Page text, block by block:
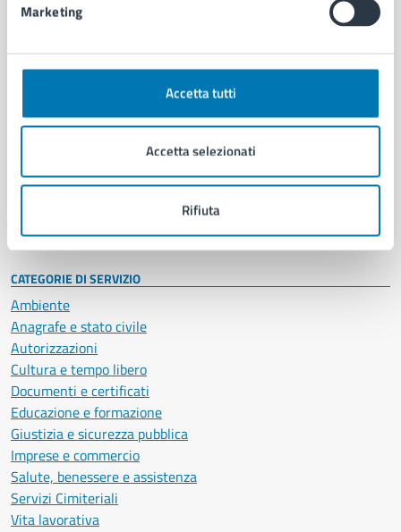
Marketing
Accetta tutti
Accetta selezionati
Rifiuta
AMMINISTRAZIONE
Organi di governo
Enti e fondazioni
Personale amministrativo
Intranet, posta aziendale e protocollo
CATEGORIE DI SERVIZIO
Ambiente
Anagrafe e stato civile
Autorizzazioni
Cultura e tempo libero
Documenti e certificati
Educazione e formazione
Giustizia e sicurezza pubblica
Imprese e commercio
Salute, benessere e assistenza
Servizi Cimiteriali
Vita lavorativa